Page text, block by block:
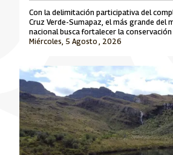
Miércoles, 5 Agosto , 2026
Con la delimitación participativa del
Cruz Verde-Sumapaz, el más grande del
nacional busca fortalecer la
estratégico para el cuidado del agua en el